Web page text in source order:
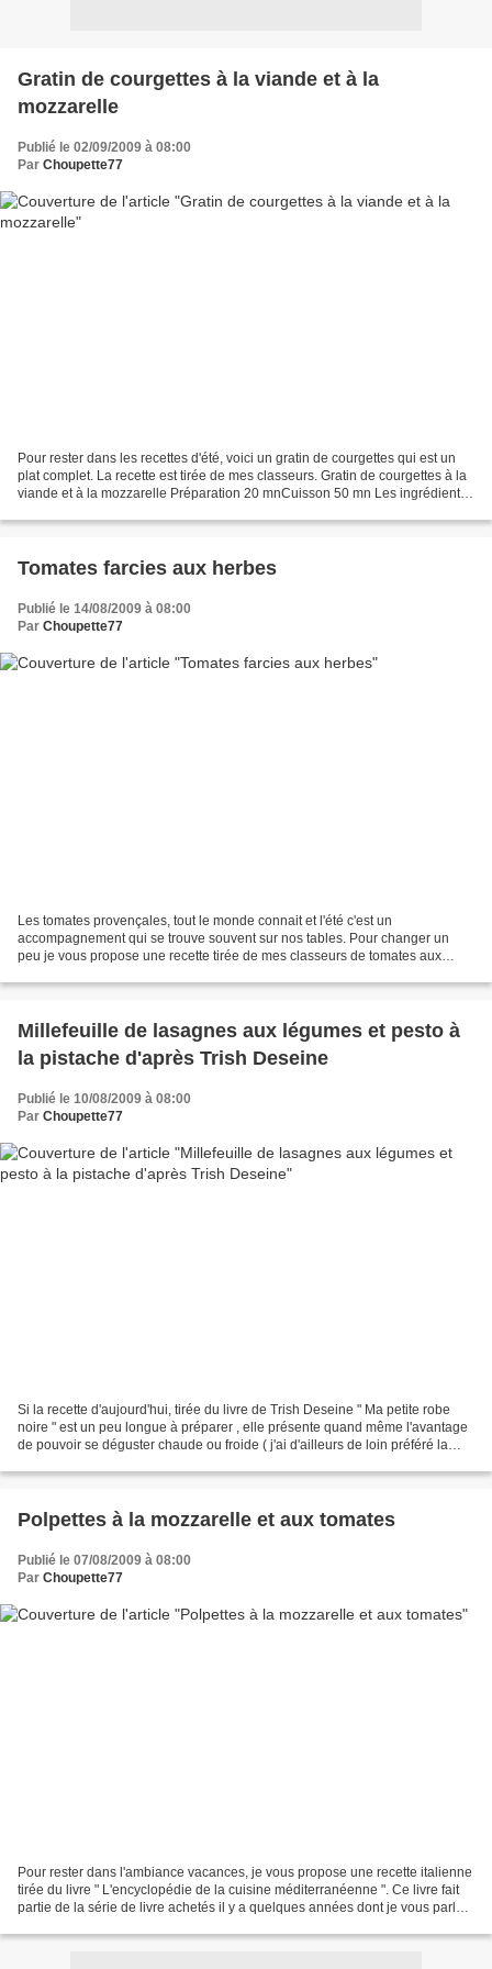
Gratin de courgettes à la viande et à la
mozzarelle
Publié le 02/09/2009 à 08:00
Par Choupette77
Pour rester dans les recettes d'été, voici un gratin de courgettes qui est un
plat complet. La recette est tirée de mes classeurs. Gratin de courgettes à la
viande et à la mozzarelle Préparation 20 mnCuisson 50 mn Les ingrédients
Tomates farcies aux herbes
Publié le 14/08/2009 à 08:00
Par Choupette77
Les tomates provençales, tout le monde connait et l'été c'est un
accompagnement qui se trouve souvent sur nos tables. Pour changer un
peu je vous propose une recette tirée de mes classeurs de tomates aux
Millefeuille de lasagnes aux légumes et pesto à
la pistache d'après Trish Deseine
Publié le 10/08/2009 à 08:00
Par Choupette77
Si la recette d'aujourd'hui, tirée du livre de Trish Deseine " Ma petite robe
noire " est un peu longue à préparer , elle présente quand même l'avantage
de pouvoir se déguster chaude ou froide ( j'ai d'ailleurs de loin préféré la
Polpettes à la mozzarelle et aux tomates
Publié le 07/08/2009 à 08:00
Par Choupette77
Pour rester dans l'ambiance vacances, je vous propose une recette italienne
tirée du livre " L'encyclopédie de la cuisine méditerranéenne ". Ce livre fait
partie de la série de livre achetés il y a quelques années dont je vous parlais